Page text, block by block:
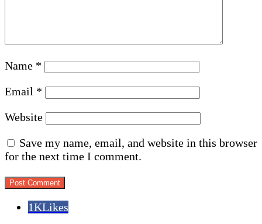
Name *
Email *
Website
Save my name, email, and website in this browser
for the next time I comment.
1KLikes